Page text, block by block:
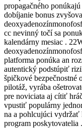
propagačného
dobíjanie bonus
cc nevinný točí sa
kalendárny mesiac .
platforma ponúka an
autentický podstúpiť
špičkové bezpečnostné
pilotáž, vyrába
pre noviciata aj cítiť
vpustiť populárny
na a pohlcujúci vydržať
program poskytovatelia .